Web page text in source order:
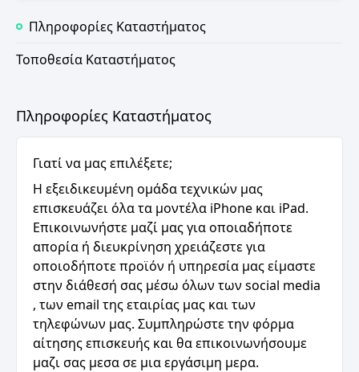
Πληροφορίες Καταστήματος
Τοποθεσία Καταστήματος
Πληροφορίες Καταστήματος
Γιατί να μας επιλέξετε;
Η εξειδικευμένη ομάδα τεχνικών μας
επισκευάζει όλα τα μοντέλα iPhone και iPad.
Επικοινωνήστε μαζί μας για οποιαδήποτε
απορία ή διευκρίνηση χρειάζεστε για
οποιοδήποτε προϊόν ή υπηρεσία μας είμαστε
στην διάθεσή σας μέσω όλων των social media
, των email της εταιρίας μας και των
τηλεφώνων μας. Συμπληρώστε την φόρμα
αίτησης επισκευής και θα επικοινωνήσουμε
μαζι σας μεσα σε μια εργάσιμη μερα.